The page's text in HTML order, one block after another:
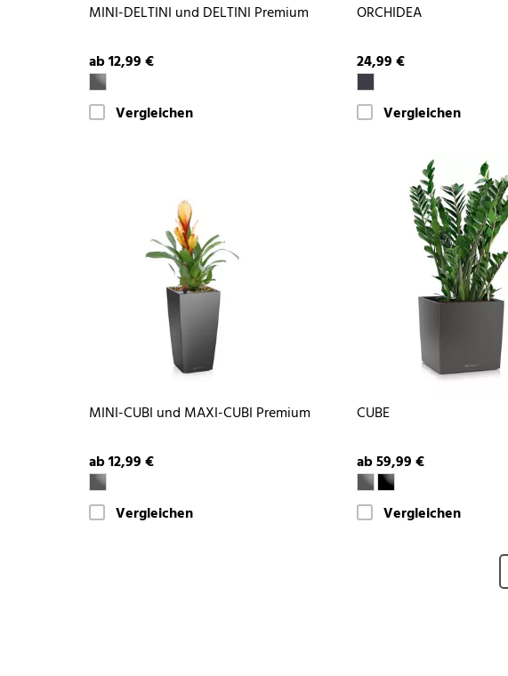
MINI-DELTINI und DELTINI Premium
ab 12,99 €
Vergleichen
ORCHIDEA
24,99 €
Vergleichen
MINI-CUBI und MAXI-CUBI Premium
ab 12,99 €
Vergleichen
CUBE
ab 59,99 €
Vergleichen